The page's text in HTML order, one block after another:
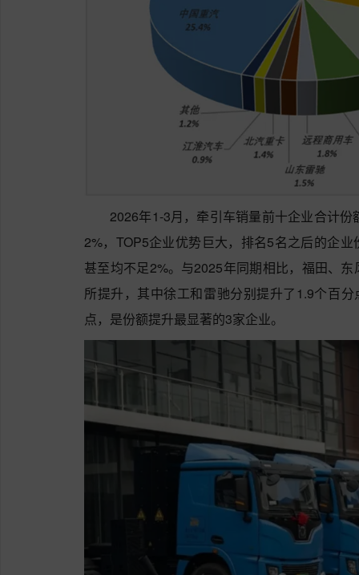
2026年1-3月，牵引车销量前十企业合计
2%，TOP5企业优势巨大，排名5名之后的企
甚至均不足2%。与2025年同期相比，福田、
所提升，其中徐工和雷驰分别提升了1.9个百
点，是份额提升最显著的3家企业。